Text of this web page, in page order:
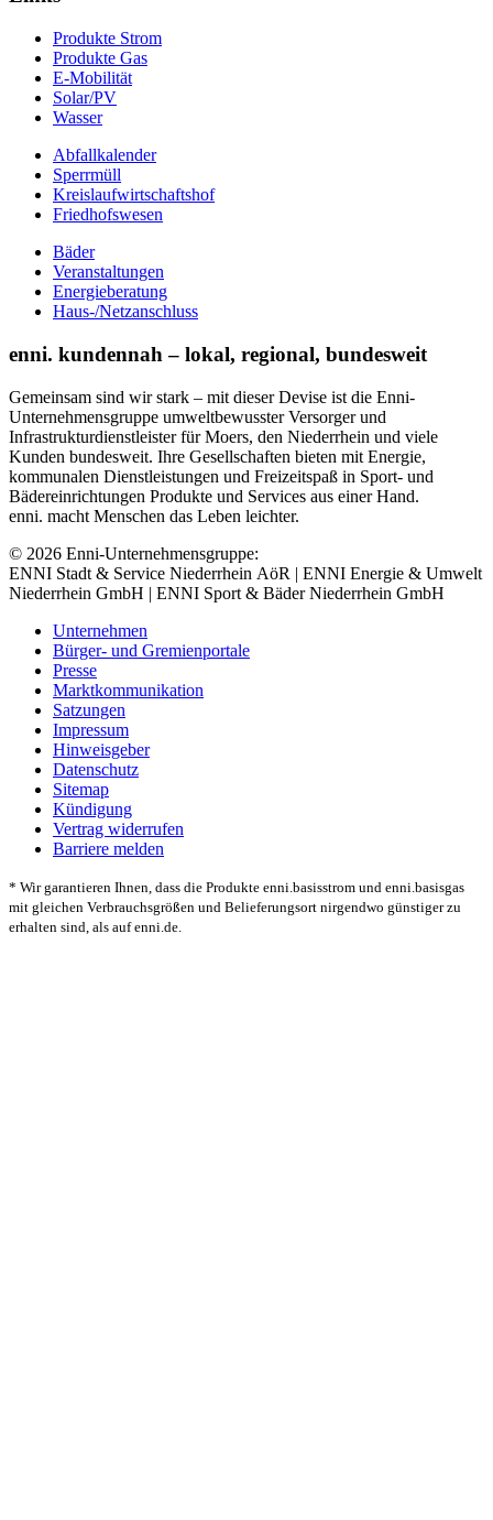
Produkte Strom
Produkte Gas
E-Mobilität
Solar/PV
Wasser
Abfallkalender
Sperrmüll
Kreislaufwirtschaftshof
Friedhofswesen
Bäder
Veranstaltungen
Energieberatung
Haus-/Netzanschluss
enni. kundennah – lokal, regional, bundesweit
Gemeinsam sind wir stark – mit dieser Devise ist die Enni-
Unternehmensgruppe umweltbewusster Versorger und
Infrastrukturdienstleister für Moers, den Niederrhein und viele
Kunden bundesweit. Ihre Gesellschaften bieten mit Energie,
kommunalen Dienstleistungen und Freizeitspaß in Sport- und
Bädereinrichtungen Produkte und Services aus einer Hand.
enni. macht Menschen das Leben leichter.
© 2026 Enni-Unternehmensgruppe:
ENNI Stadt & Service Niederrhein AöR | ENNI Energie & Umwelt
Niederrhein GmbH | ENNI Sport & Bäder Niederrhein GmbH
Unternehmen
Bürger- und Gremienportale
Presse
Marktkommunikation
Satzungen
Impressum
Hinweisgeber
Datenschutz
Sitemap
Kündigung
Vertrag widerrufen
Barriere melden
* Wir garantieren Ihnen, dass die Produkte enni.basisstrom und enni.basisgas
mit gleichen Verbrauchsgrößen und Belieferungsort nirgendwo günstiger zu
erhalten sind, als auf enni.de.